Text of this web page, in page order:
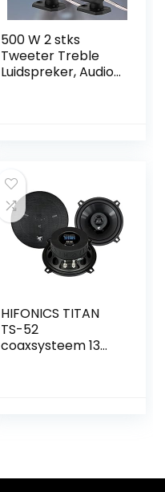
500 W 2 stks
Tweeter Treble
Luidspreker, Audio
Auto Van Truck
Tractor
HIFONICS TITAN
TS-52
coaxsysteem 13